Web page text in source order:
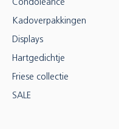
Condoleance
Kadoverpakkingen
Displays
Hartgedichtje
Friese collectie
SALE